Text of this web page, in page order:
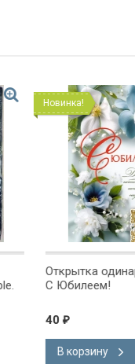
Новинка!
Открытка
С Юбилеем!
₽
В корзину